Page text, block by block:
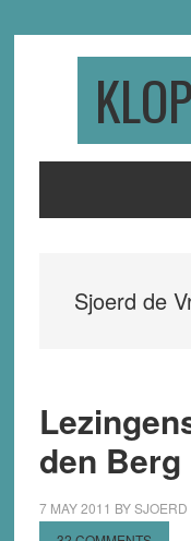
Sjoerd de
den Berg
7 MAY 2011 BY